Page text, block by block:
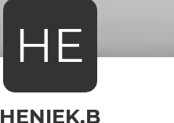
HE
HENIEK.B